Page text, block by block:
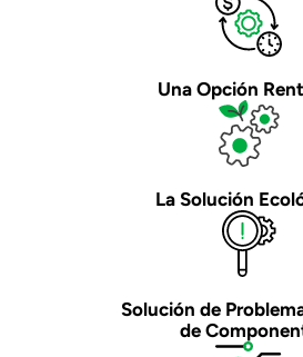
Una Opción
La Solución
Solución de
de